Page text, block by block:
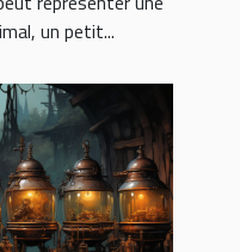
un petit...